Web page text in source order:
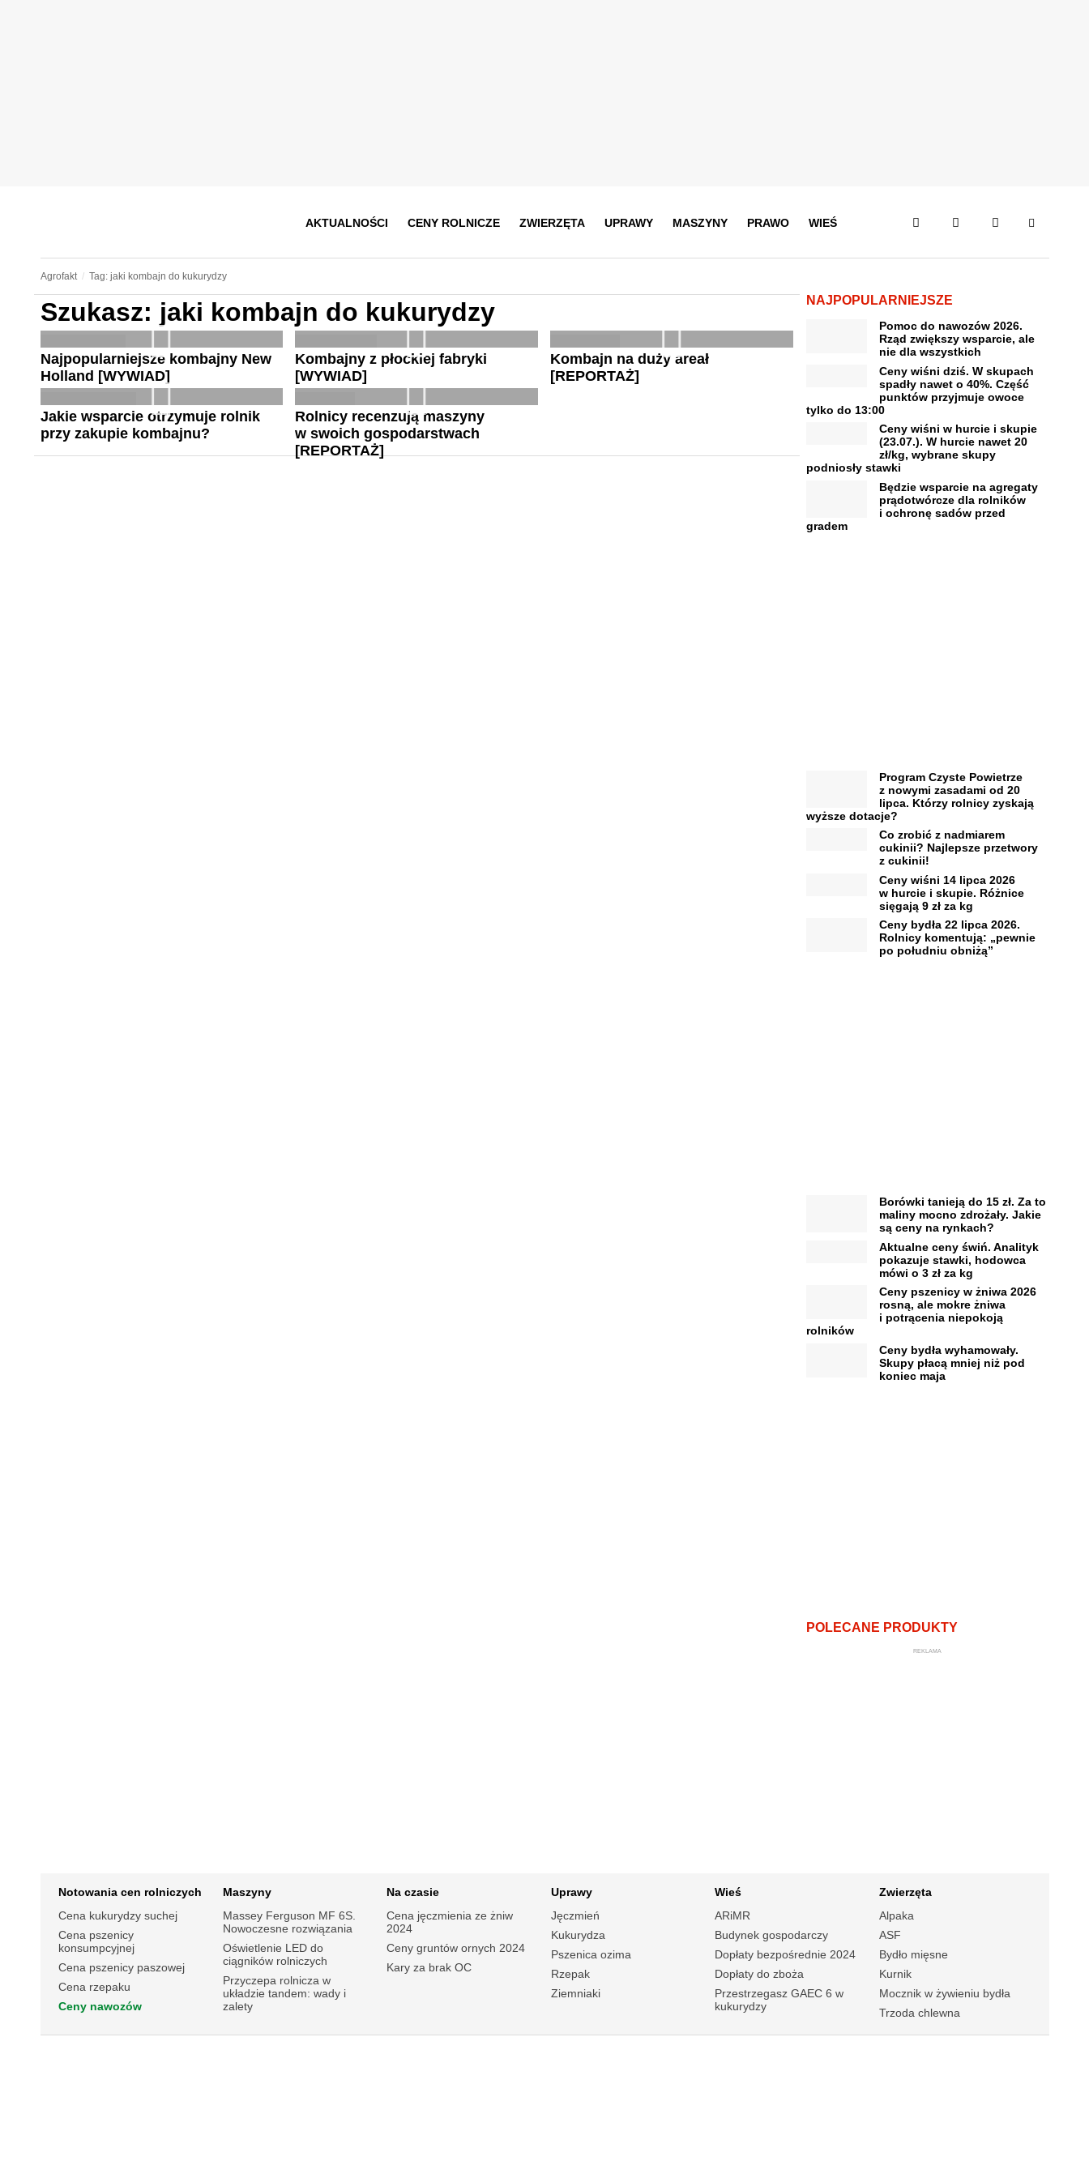
AKTUALNOŚCI CENY ROLNICZE ZWIERZĘTA UPRAWY MASZYNY PRAWO WIEŚ
Agrofakt Tag: jaki kombajn do kukurydzy
Szukasz: jaki kombajn do kukurydzy
Najpopularniejsze kombajny New
Holland [WYWIAD]
Kombajny z płockiej fabryki
[WYWIAD]
Kombajn na duży areał
[REPORTAŻ]
Jakie wsparcie otrzymuje rolnik
przy zakupie kombajnu?
Rolnicy recenzują maszyny
w swoich gospodarstwach
[REPORTAŻ]
NAJPOPULARNIEJSZE
Pomoc do nawozów 2026.
Rząd zwiększy wsparcie, ale
nie dla wszystkich
Ceny wiśni dziś. W skupach
spadły nawet o 40%. Część
punktów przyjmuje owoce
tylko do 13:00
Ceny wiśni w hurcie i skupie
(23.07.). W hurcie nawet 20
zł/kg, wybrane skupy
podniosły stawki
Będzie wsparcie na agregaty
prądotwórcze dla rolników
i ochronę sadów przed
gradem
Program Czyste Powietrze
z nowymi zasadami od 20
lipca. Którzy rolnicy zyskają
wyższe dotacje?
Co zrobić z nadmiarem
cukinii? Najlepsze przetwory
z cukinii!
Ceny wiśni 14 lipca 2026
w hurcie i skupie. Różnice
sięgają 9 zł za kg
Ceny bydła 22 lipca 2026.
Rolnicy komentują: „pewnie
po południu obniżą”
Borówki tanieją do 15 zł. Za to
maliny mocno zdrożały. Jakie
są ceny na rynkach?
Aktualne ceny świń. Analityk
pokazuje stawki, hodowca
mówi o 3 zł za kg
Ceny pszenicy w żniwa 2026
rosną, ale mokre żniwa
i potrącenia niepokoją
rolników
Ceny bydła wyhamowały.
Skupy płacą mniej niż pod
koniec maja
POLECANE PRODUKTY
REKLAMA
Notowania cen rolniczych
Cena kukurydzy suchej
Cena pszenicy
konsumpcyjnej
Cena pszenicy paszowej
Cena rzepaku
Ceny nawozów
Maszyny
Massey Ferguson MF 6S.
Nowoczesne rozwiązania
Oświetlenie LED do
ciągników rolniczych
Przyczepa rolnicza w
układzie tandem: wady i
zalety
Na czasie
Cena jęczmienia ze żniw
2024
Ceny gruntów ornych 2024
Kary za brak OC
Uprawy
Jęczmień
Kukurydza
Pszenica ozima
Rzepak
Ziemniaki
Wieś
ARiMR
Budynek gospodarczy
Dopłaty bezpośrednie 2024
Dopłaty do zboża
Przestrzegasz GAEC 6 w
kukurydzy
Zwierzęta
Alpaka
ASF
Bydło mięsne
Kurnik
Mocznik w żywieniu bydła
Trzoda chlewna